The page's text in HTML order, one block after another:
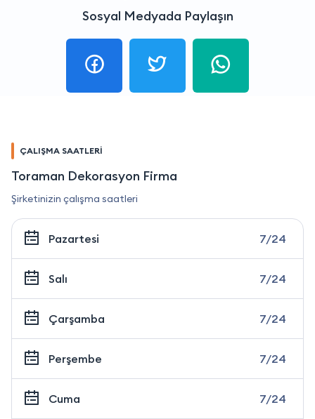
Sosyal Medyada Paylaşın
ÇALIŞMA SAATLERİ
Toraman Dekorasyon Firma
Şirketinizin çalışma saatleri
Pazartesi 7/24
Salı 7/24
Çarşamba 7/24
Perşembe 7/24
Cuma 7/24